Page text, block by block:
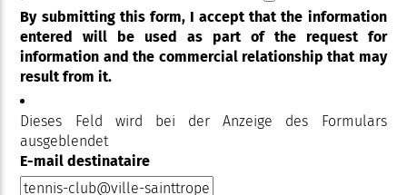
By submitting this form, I accept that the information
entered will be used as part of the request for
information and the commercial relationship that may
result from it.
Dieses Feld wird bei der Anzeige des Formulars
ausgeblendet
E-mail destinataire